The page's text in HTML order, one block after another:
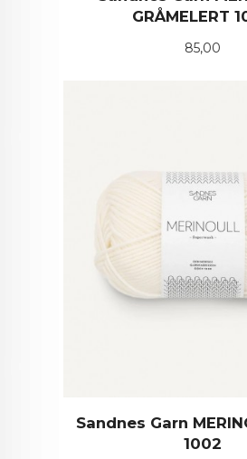
GRÅMELERT
Pris
85,00
Sandnes Garn
1002